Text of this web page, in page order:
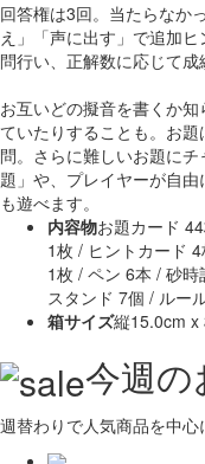
回答権は3回。当たらなか
え」「声に出す」で追加
問行い、正解数に応じて成
お互いどの擬音を書くか
ていたりすることも。お
問。さらに難しいお題に
題」や、プレイヤーが自
も遊べます。
内容物お題カード
1枚 / ヒントカード
1枚 / ペン 6本 / 砂
スタンド 7個 / ルー
箱サイズ縦15.0cm x
今週の
週替わりで人気商品を中心